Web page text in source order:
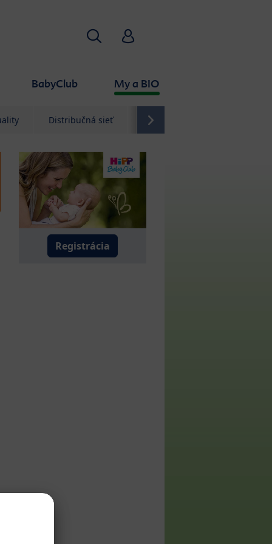
BabyClub My a BIO
HľadaťHiPP Babyclub
Distribučná sieť Kontakt
Registrácia